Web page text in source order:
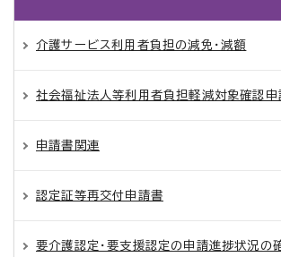
介護サービス利用者負担の減免・減額
社会福祉法人等利用者負担軽減対象確認申
申請書関連
認定証等再交付申請書
要介護認定・要支援認定の申請進捗状況の